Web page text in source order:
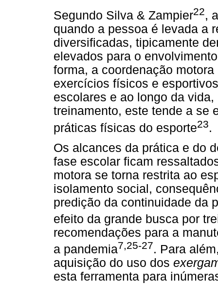
Segundo Silva & Zampier22,
quando a pessoa é levada a
diversificadas, tipicamente
elevados para o
forma, a coordenação
exercícios físicos e
escolares e ao longo da
treinamento, este tende a se
práticas físicas do esporte23.
Os alcances da prática e do
fase escolar ficam
motora se torna restrita ao
isolamento social,
predição da continuidade da
efeito da grande busca por
recomendações para a
a pandemia7,25-27. Para
aquisição do uso dos
esta ferramenta para